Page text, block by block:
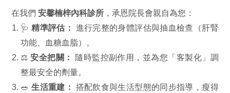
在我們安馨楠梓內科診所 ，承恩院長會親自為您：
🩺精準評估：
進行完整的身體評估與抽血檢查（肝腎
功能、血糖血脂）。
⚖️安全把關：
隨時監控副作用，並為您「客製化」調
整最安全的劑量。
🥗生活重建：
搭配飲食與生活型態的同步指導，瘦得